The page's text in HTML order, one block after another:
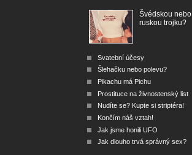
Švédskou nebo
ruskou trojku?
Svatební účesy
Šlehačku nebo polevu?
Pikachu má Pichu
Prostituce na živnostenský list
Nudíte se? Kupte si striptéra!
Končím náš vztah!
Jak jsme honili UFO
Jak dlouho trvá správný sex?